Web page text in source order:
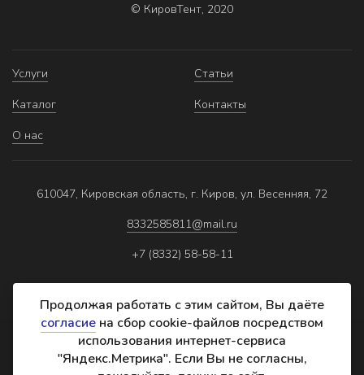
© КировТент, 2020
Услуги
Каталог
О нас
Статьи
Контакты
610047, Кировская область, г. Киров, ул. Весенняя, 72
8332585811@mail.ru
+7 (8332) 58-58-11
Политика обработки персональных данных
Реквизиты
Продолжая работать с этим сайтом, Вы даёте
согласие на сбор cookie-файлов посредством
использования интернет-сервиса
"Яндекс.Метрика". Если Вы не согласны,